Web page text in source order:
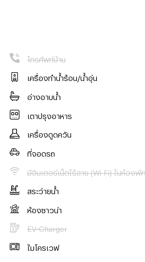
โทรศัพท์บ้าน
เครื่องทำน้ำร้อน/น้ำอุ่น
อ่างอาบน้ำ
เตาปรุงอาหาร
เครื่องดูดควัน
ที่จอดรถ
มีอินเตอร์เน็ตไร้สาย (Wi-Fi) ในห้องพัก
สระว่ายน้ำ
ห้องซาวน่า
EV-Charger
ไมโครเวฟ